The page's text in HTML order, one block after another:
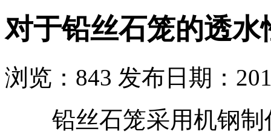
对于铅丝石笼的透水
浏览： 843 发布日期：
铅丝石笼采用机钢制